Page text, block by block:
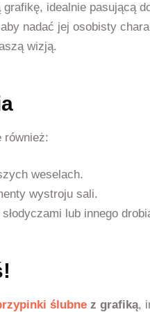
idealnie pasującą
nadać jej osobisty
wizją.
również:
weselach.
wystroju sali.
lub innego
ślubne z grafiką,